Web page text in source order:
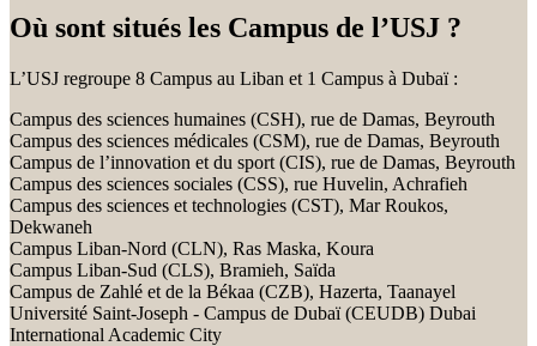
Où sont situés les Campus de l’USJ ?
L’USJ regroupe 8 Campus au Liban et 1 Campus à Dubaï :
Campus des sciences humaines (CSH), rue de Damas, Beyrouth
Campus des sciences médicales (CSM), rue de Damas, Beyrouth
Campus de l’innovation et du sport (CIS), rue de Damas, Beyrouth
Campus des sciences sociales (CSS), rue Huvelin, Achrafieh
Campus des sciences et technologies (CST), Mar Roukos,
Dekwaneh
Campus Liban-Nord (CLN), Ras Maska, Koura
Campus Liban-Sud (CLS), Bramieh, Saïda
Campus de Zahlé et de la Békaa (CZB), Hazerta, Taanayel
Université Saint-Joseph - Campus de Dubaï (CEUDB) Dubai
International Academic City